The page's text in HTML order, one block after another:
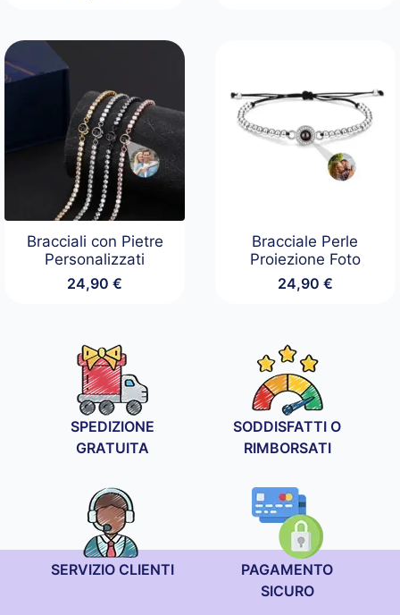
Bracciali con Pietre
Personalizzati
24,90€
Bracciale Perle
Proiezione Foto
24,90 €
SPEDIZIONE
GRATUITA
SODDISFATTI O
RIMBORSATI
SERVIZIO CLIENTI
PAGAMENTO
SICURO